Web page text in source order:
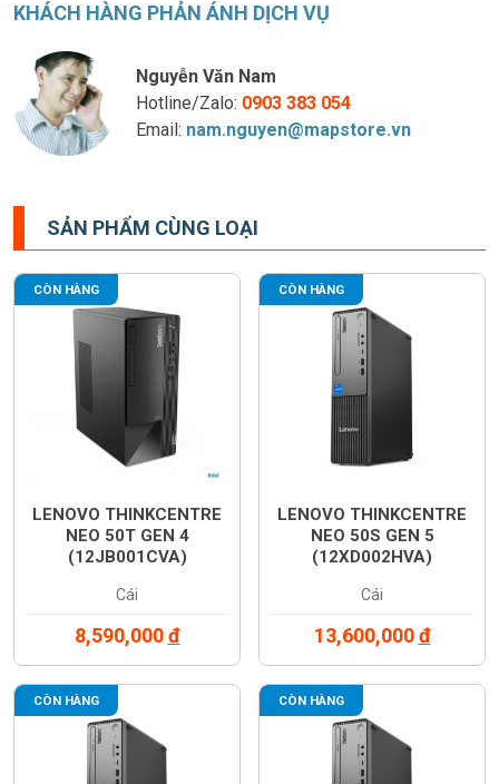
KHÁCH HÀNG PHẢN ÁNH DỊCH VỤ
Nguyễn Văn Nam
Hotline/Zalo: 0903 383 054
Email: nam.nguyen@mapstore.vn
SẢN PHẨM CÙNG LOẠI
CÒN HÀNG
LENOVO THINKCENTRE
NEO 50T GEN 4
(12JB001CVA)
Cái
8,590,000đ
CÒN HÀNG
LENOVO THINKCENTRE
NEO 50S GEN 5
(12XD002HVA)
Cái
13,600,000đ
CÒN HÀNG CÒN HÀNG